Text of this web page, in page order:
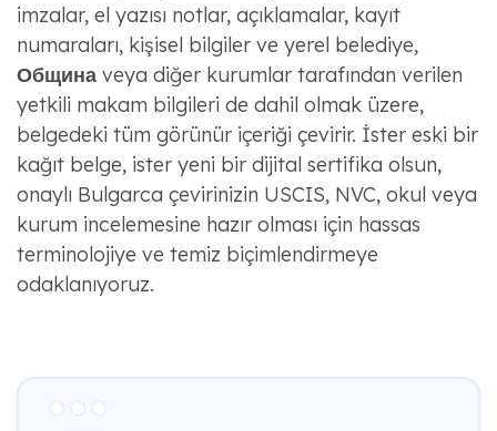
imzalar, el yazısı notlar, açıklamalar, kayıt
numaraları, kişisel bilgiler ve yerel belediye,
Общинаveya diğer kurumlar tarafından verilen
yetkili makam bilgileri de dahil olmak üzere,
belgedeki tüm görünür içeriği çevirir. İster eski bir
kağıt belge, ister yeni bir dijital sertifika olsun,
onaylı Bulgarca çevirinizin USCIS, NVC, okul veya
kurum incelemesine hazır olması için hassas
terminolojiye ve temiz biçimlendirmeye
odaklanıyoruz.